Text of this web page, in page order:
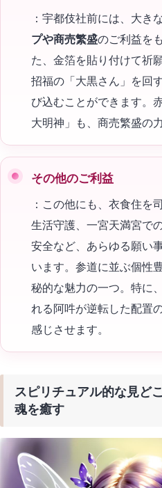
：宇都伎社前には、大き
プや商売繁盛のご利益を
た、金箔を貼り付けて祈
招福の「大黒さん」を回
び込むことができます。
大明神」も、商売繁盛の
その他のご利益
：この他にも、衣食住を
生活守護、一宮天満宮で
安全など、あらゆる願い
います。参道に並ぶ個性
秘的な魅力の一つ。特に
れる阿吽が逆転した配置
感じさせます。
スピリチュアル的な見ど
魂を癒す